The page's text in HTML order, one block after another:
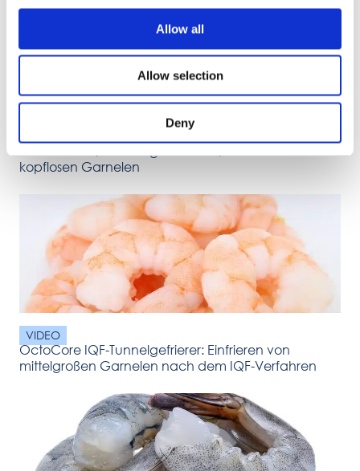
Allow all
Allow selection
Deny
kopflosen Garnelen
VIDEO
OctoCore IQF-Tunnelgefrierer: Einfrieren von
mittelgroßen Garnelen nach dem IQF-Verfahren